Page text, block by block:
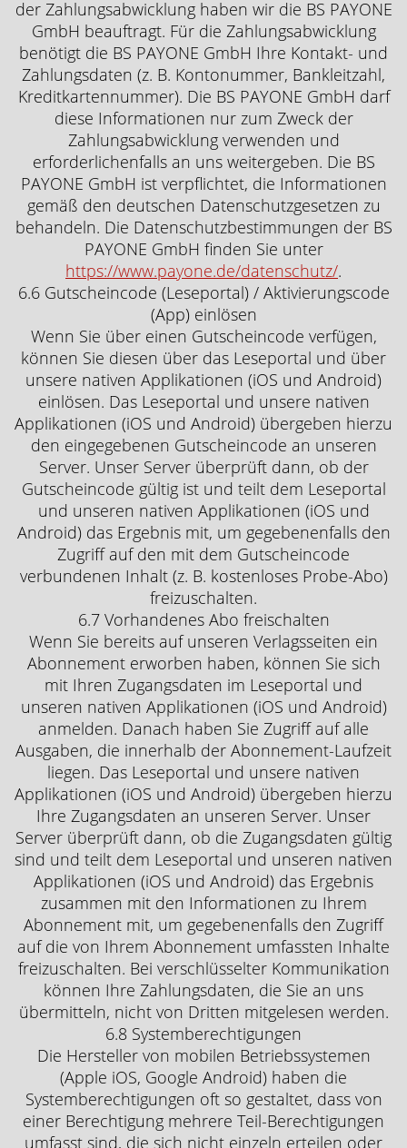
der Zahlungsabwicklung haben wir die BS PAYONE
GmbH beauftragt. Für die Zahlungsabwicklung
benötigt die BS PAYONE GmbH Ihre Kontakt- und
Zahlungsdaten (z. B. Kontonummer, Bankleitzahl,
Kreditkartennummer). Die BS PAYONE GmbH darf
diese Informationen nur zum Zweck der
Zahlungsabwicklung verwenden und
erforderlichenfalls an uns weitergeben. Die BS
PAYONE GmbH ist verpflichtet, die Informationen
gemäß den deutschen Datenschutzgesetzen zu
behandeln. Die Datenschutzbestimmungen der BS
PAYONE GmbH finden Sie unter
https://www.payone.de/datenschutz/.
6.6 Gutscheincode (Leseportal) / Aktivierungscode
(App) einlösen
Wenn Sie über einen Gutscheincode verfügen,
können Sie diesen über das Leseportal und über
unsere nativen Applikationen (iOS und Android)
einlösen. Das Leseportal und unsere nativen
Applikationen (iOS und Android) übergeben hierzu
den eingegebenen Gutscheincode an unseren
Server. Unser Server überprüft dann, ob der
Gutscheincode gültig ist und teilt dem Leseportal
und unseren nativen Applikationen (iOS und
Android) das Ergebnis mit, um gegebenenfalls den
Zugriff auf den mit dem Gutscheincode
verbundenen Inhalt (z. B. kostenloses Probe-Abo)
freizuschalten.
6.7 Vorhandenes Abo freischalten
Wenn Sie bereits auf unseren Verlagsseiten ein
Abonnement erworben haben, können Sie sich
mit Ihren Zugangsdaten im Leseportal und
unseren nativen Applikationen (iOS und Android)
anmelden. Danach haben Sie Zugriff auf alle
Ausgaben, die innerhalb der Abonnement-Laufzeit
liegen. Das Leseportal und unsere nativen
Applikationen (iOS und Android) übergeben hierzu
Ihre Zugangsdaten an unseren Server. Unser
Server überprüft dann, ob die Zugangsdaten gültig
sind und teilt dem Leseportal und unseren nativen
Applikationen (iOS und Android) das Ergebnis
zusammen mit den Informationen zu Ihrem
Abonnement mit, um gegebenenfalls den Zugriff
auf die von Ihrem Abonnement umfassten Inhalte
freizuschalten. Bei verschlüsselter Kommunikation
können Ihre Zahlungsdaten, die Sie an uns
übermitteln, nicht von Dritten mitgelesen werden.
6.8 Systemberechtigungen
Die Hersteller von mobilen Betriebssystemen
(Apple iOS, Google Android) haben die
Systemberechtigungen oft so gestaltet, dass von
einer Berechtigung mehrere Teil-Berechtigungen
umfasst sind, die sich nicht einzeln erteilen oder